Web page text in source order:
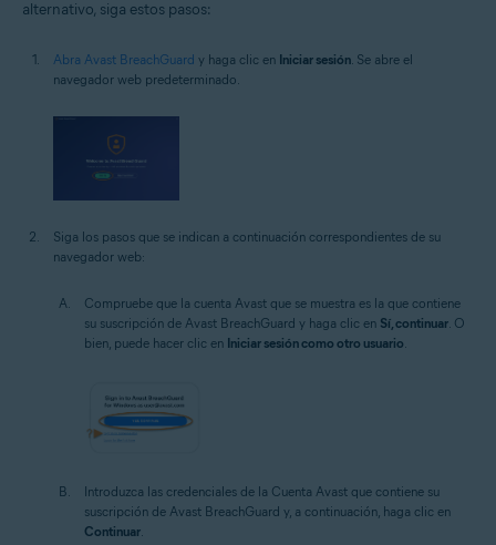
alternativo, siga estos pasos:
Abra Avast BreachGuard y haga clic en Iniciar sesión . Se abre el
navegador web predeterminado.
Siga los pasos que se indican a continuación correspondientes de su
navegador web:
Compruebe que la cuenta Avast que se muestra es la que contiene
su suscripción de Avast BreachGuard y haga clic en Sí, continuar . O
bien, puede hacer clic en Iniciar sesión como otro usuario
Introduzca las credenciales de la Cuenta Avast que contiene su
suscripción de Avast BreachGuard y, a continuación, haga clic en
Continuar